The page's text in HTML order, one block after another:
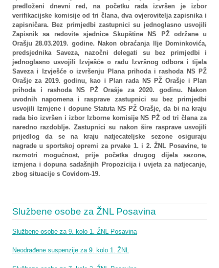
predloženi dnevni red, na početku rada izvršen je izbor
verifikacijske komisije od tri člana, dva ovjerovitelja zapisnika i
zapisničara. Bez primjedbi zastupnici su jednoglasno usvojili
Zapisnik sa redovite sjednice Skupštine NS PŽ održane u
Orašju 28.03.2019. godine. Nakon obraćanja Ilje Dominkovića,
predsjednika Saveza, nazočni delegati su bez primjedbi i
jednoglasno usvojili Izvješće o radu Izvršnog odbora i tijela
Saveza i Izvješće o izvršenju Plana prihoda i rashoda NS PŽ
Orašje za 2019. godinu, kao i Plan rada NS PŽ Orašje i Plan
prihoda i rashoda NS PŽ Orašje za 2020. godinu. Nakon
uvodnih napomena i rasprave zastupnici su bez primjedbi
usvojili Izmjene i dopune Statuta NS PŽ Orašje, da bi na kraju
rada bio izvršen i izbor Izborne komisije NS PŽ od tri člana za
naredno razdoblje. Zastupnici su nakon šire rasprave usvojili
prijedlog da se na kraju natjecateljske sezone osiguraju
nagrade u sportskoj opremi za prvake 1. i 2. ŽNL Posavine, te
razmotri mogućnost, prije početka drugog dijela sezone,
izmjena i dopuna sadašnjih Propozicija i uvjeta za natjecanje,
zbog situacije s Covidom-19.
Službene osobe za ŽNL Posavina
Službene osobe za 9. kolo 1. ŽNL Posavina
Neodrađene suspenzije za 9. kolo 1. ŽNL